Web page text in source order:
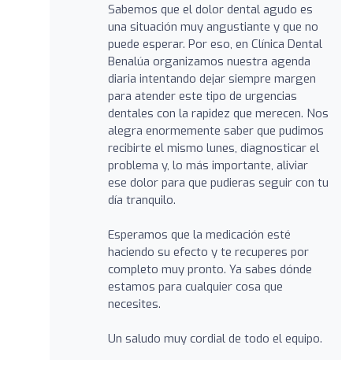
Sabemos que el dolor dental agudo es
una situación muy angustiante y que no
puede esperar. Por eso, en Clínica Dental
Benalúa organizamos nuestra agenda
diaria intentando dejar siempre margen
para atender este tipo de urgencias
dentales con la rapidez que merecen. Nos
alegra enormemente saber que pudimos
recibirte el mismo lunes, diagnosticar el
problema y, lo más importante, aliviar
ese dolor para que pudieras seguir con tu
día tranquilo.
Esperamos que la medicación esté
haciendo su efecto y te recuperes por
completo muy pronto. Ya sabes dónde
estamos para cualquier cosa que
necesites.
Un saludo muy cordial de todo el equipo.